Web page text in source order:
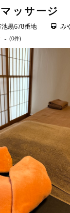
ッサージ
黒678番地 み
- (0件)